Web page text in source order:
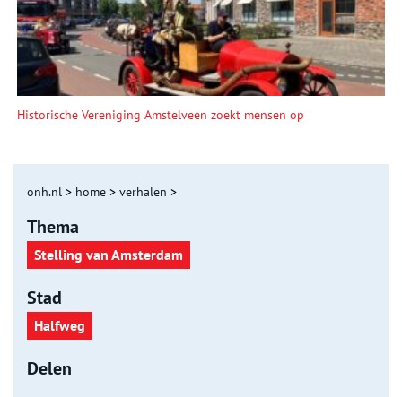
Historische Vereniging Amstelveen zoekt mensen op
onh.nl > home > verhalen >
Thema
Stelling van Amsterdam
Stad
Halfweg
Delen